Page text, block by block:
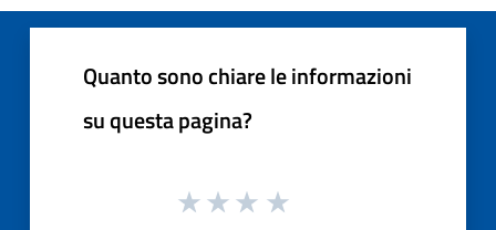
Quanto sono chiare le informazioni
su questa pagina?